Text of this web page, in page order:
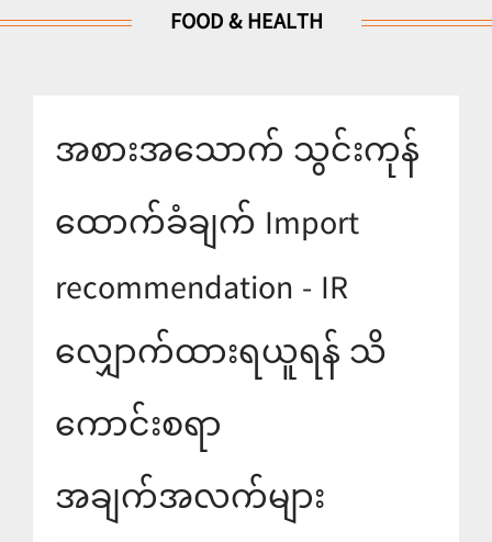
FOOD & HEALTH
အစားအသောက် သွင်းကုန်
ထောက်ခံချက် Import
recommendation - IR
လျှောက်ထားရယူရန် သိ
ကောင်းစရာ
အချက်အလက်များ